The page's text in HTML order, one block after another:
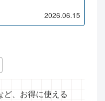
2026.06.15
ど、お得に使える